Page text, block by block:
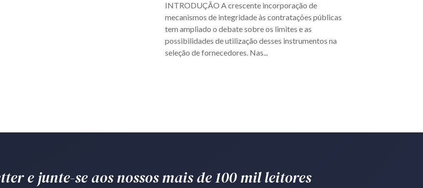
INTRODUÇÃO A crescente incorporação de
mecanismos de integridade às contratações públicas
tem ampliado o debate sobre os limites e as
possibilidades de utilização desses instrumentos na
seleção de fornecedores. Nas...
e junte-se aos nossos mais de 100 mil leitores